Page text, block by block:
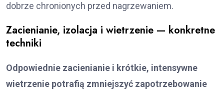
dobrze chronionych przed nagrzewaniem.
Zacienianie, izolacja i wietrzenie — konkretne
techniki
Odpowiednie zacienianie i krótkie, intensywne
wietrzenie potrafią zmniejszyć zapotrzebowanie